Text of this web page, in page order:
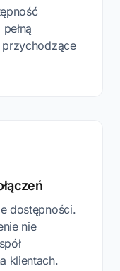
dostępności.
nie
klientach.